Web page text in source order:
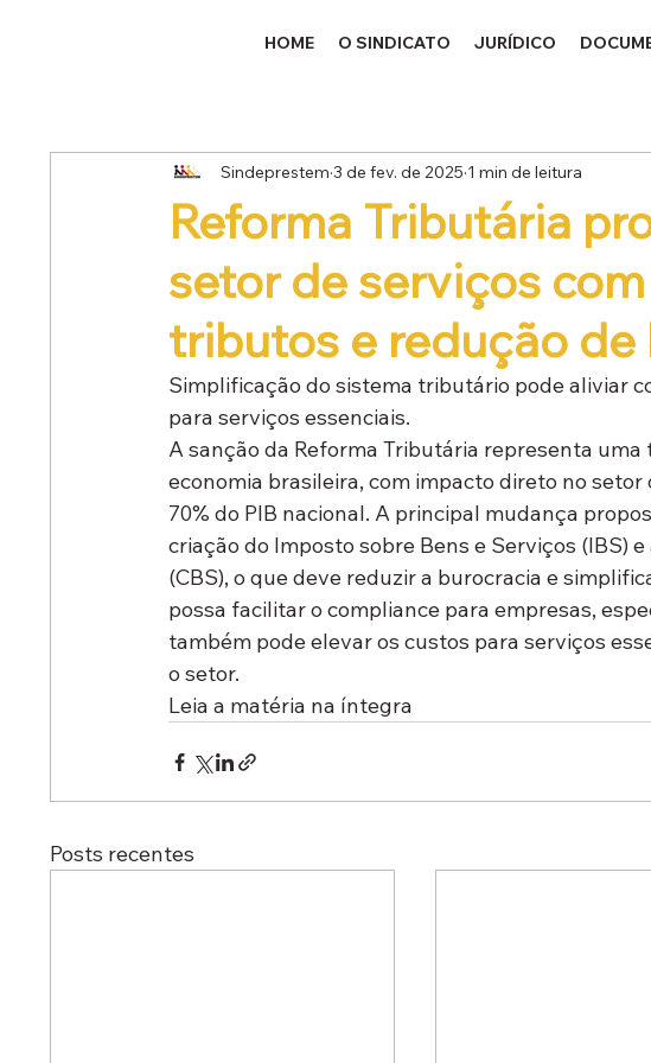
HOME O SINDICATO JURÍDICO
Reforma Tributária
setor de serviços
tributos e redução de
Sindeprestem 3 de fev. de 2025 1 min de leitura
Simplificação do sistema tributário pode aliviar
para serviços essenciais.
A sanção da Reforma Tributária representa
economia brasileira, com impacto direto no
70% do PIB nacional. A principal mudança
criação do Imposto sobre Bens e Serviços (IBS)
(CBS), o que deve reduzir a burocracia e
possa facilitar o compliance para empresas,
também pode elevar os custos para serviços
o setor.
Leia a matéria na íntegra
Posts recentes